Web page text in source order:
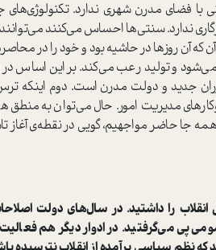
فضای مدرن شهری ندارد. تکنولوژی‌های
ندارد. سنتی‌ها احساس می‌کنند می‌توانند
آن روزها در حاشیه بود و خود را در
و تولید رعب می‌کند. بر این اساس در
جدید و دولت مدرن است. دوم اینکه
مدیریت امور. حال می‌توان به
جا حاضر مواجهیم، گویی در نقطه‌ی آغاز
را داشتید. در سال‌های دولت
پی می‌گرفتید. در ادوار دیگر هم